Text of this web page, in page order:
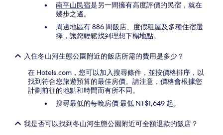
南平山民宿是另一間擁有高度評價的民宿，就在
幾步之遙。
周邊地區有 886 間飯店、度假租屋及多種住宿選
擇，讓您輕鬆找到理想下榻地點。
入住冬山河生態公園附近的飯店所需的費用是多少？
在 Hotels.com，您可以加入搜尋條件，並按價格排序，以
找到符合您旅遊預算的最佳房價。請注意，價格會根據您
計劃前往的地點和時間而有所不同。
搜尋最低的每晚房價 最低 NT$1,649 起。
我是否可以找到冬山河生態公園附近可全額退款的飯店？